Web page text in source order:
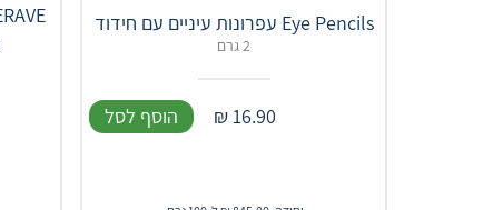
Eye Pencils עפרונות עיניים עם חידוד
2 גרם
16.90
₪ הוסף לסל